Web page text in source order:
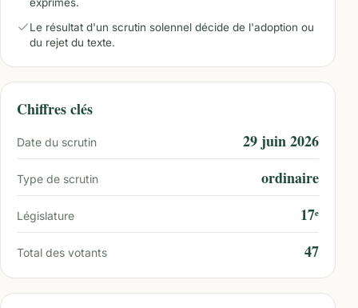
Le résultat d'un scrutin solennel décide de l'adoption ou
du rejet du texte.
Chiffres clés
Date du scrutin 29 juin 2026
Type de scrutin ordinaire
Législature 17ᵉ
Total des votants 47